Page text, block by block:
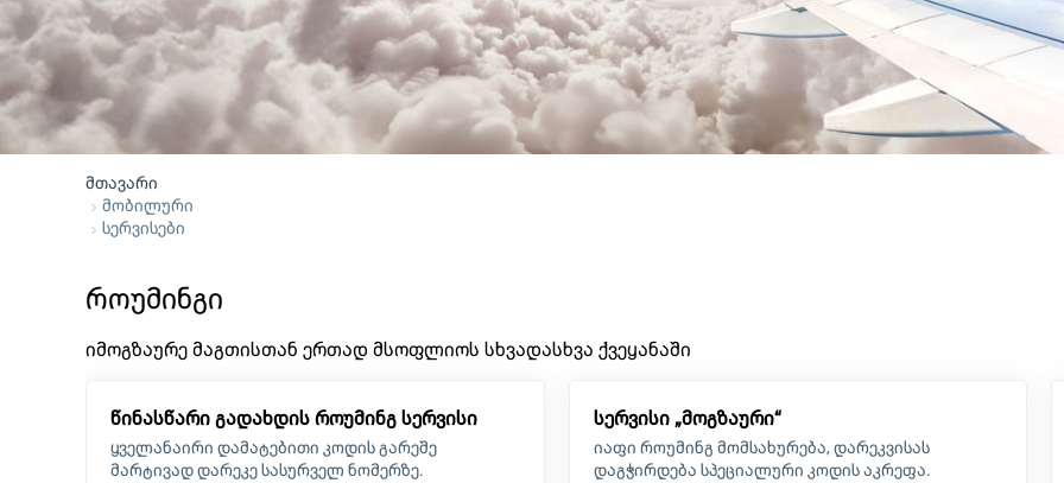
მთავარი
მობილური
სერვისები
როუმინგი
იმოგზაურე მაგთისთან ერთად მსოფლიოს სხვადასხვა ქვეყანაში
წინასწარი გადახდის როუმინგ სერვისი
ყველანაირი დამატებითი კოდის გარეშე
მარტივად დარეკე სასურველ ნომერზე.
სერვისი „მოგზაური“
იაფი როუმინგ მომსახურება, დარეკვისას
დაგჭირდება სპეციალური კოდის აკრეფა.